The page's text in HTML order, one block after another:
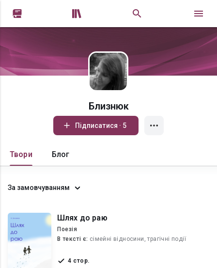
 
Близнюк
Підписатися · 5
Твори Блог
За замовчуванням
Шлях до раю
Поезія
В текcті є: сімейні відносини, трагічні події
4 стор.